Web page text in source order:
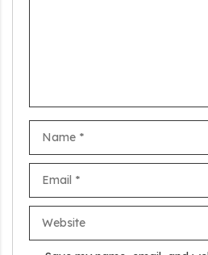
वालों के लिए वरदान है ये सरकारी